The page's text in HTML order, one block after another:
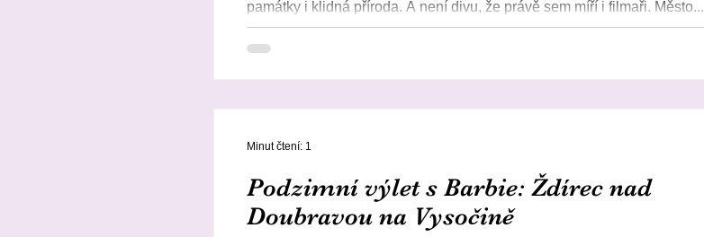
památky i klidná příroda. A není divu, že právě sem míří i filmaři. Město...
Podzimní výlet s Barbie: Ždírec nad
Doubravou na Vysočině
Minut čtení: 1